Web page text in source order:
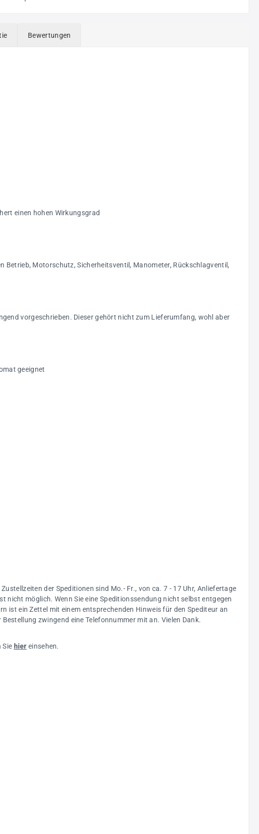
Bewertungen
einen hohen Wirkungsgrad
Motorschutz, Sicherheitsventil, Manometer, Rückschlagventil,
vorgeschrieben. Dieser gehört nicht zum Lieferumfang, wohl aber
geeignet
der Speditionen sind Mo.- Fr., von ca. 7 - 17 Uhr, Anliefertage
möglich. Wenn Sie eine Speditionssendung nicht selbst entgegen
ist ein Zettel mit einem entsprechenden Hinweis für den Spediteur an
zwingend eine Telefonnummer mit an. Vielen Dank.
Sie hier einsehen.